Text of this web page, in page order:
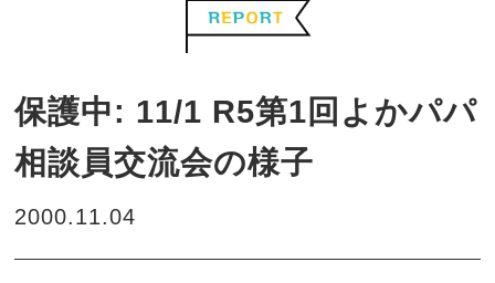
保護中: 11/1 R5第1回よかパパ
相談員交流会の様子
2000.11.04